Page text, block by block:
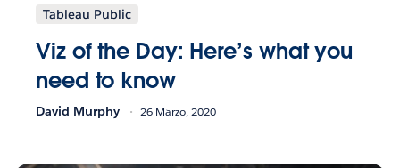
Tableau Public
Viz of the Day: Here’s what you
need to know
David Murphy 26 Marzo, 2020